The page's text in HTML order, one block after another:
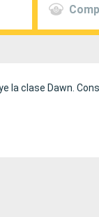
la clase Dawn.